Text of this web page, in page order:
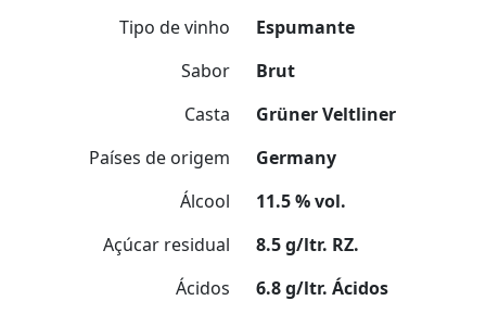
Tipo de vinho
Espumante
Sabor
Brut
Casta
Grüner Veltliner
Países de origem
Germany
Álcool
11.5 % vol.
Açúcar residual
8.5 g/ltr. RZ.
Ácidos
6.8 g/ltr. Ácidos